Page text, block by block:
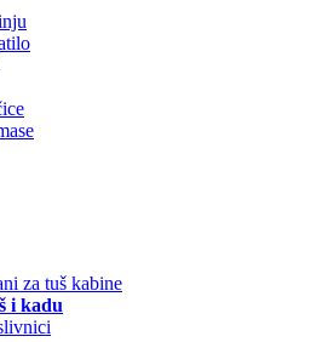
za tuš kabine
i kadu